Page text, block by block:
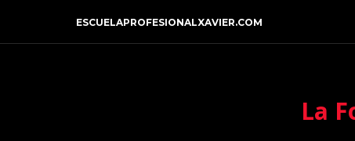
ESCUELAPROFESIONALXAVIER.COM
La